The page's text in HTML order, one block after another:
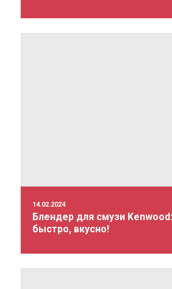
14.02.2024
Блендер для смузи
быстро, вкусно!